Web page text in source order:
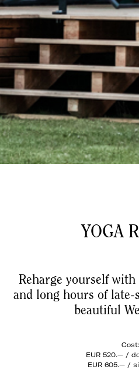
YOGA
Reharge yourself with
and long hours of
beautiful
Cost:
EUR 520.— /
EUR 605.— /